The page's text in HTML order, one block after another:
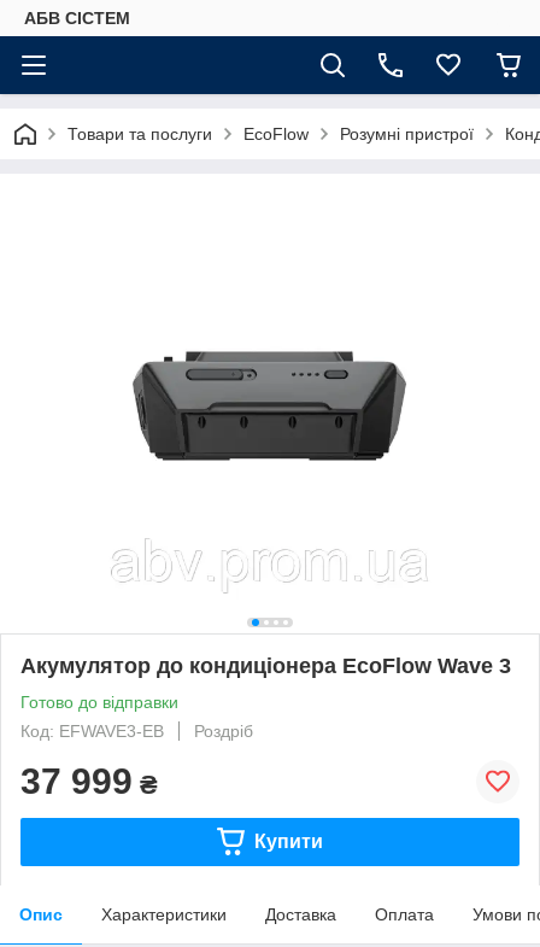
АБВ СІСТЕМ
Товари та послуги EcoFlow Розумні пристрої
Акумулятор до кондиціонера EcoFlow Wave 3
Готово до відправки
Код: EFWAVE3-EB
Роздріб
37 999 ₴
Купити
Опис Характеристики Доставка Оплата Умови